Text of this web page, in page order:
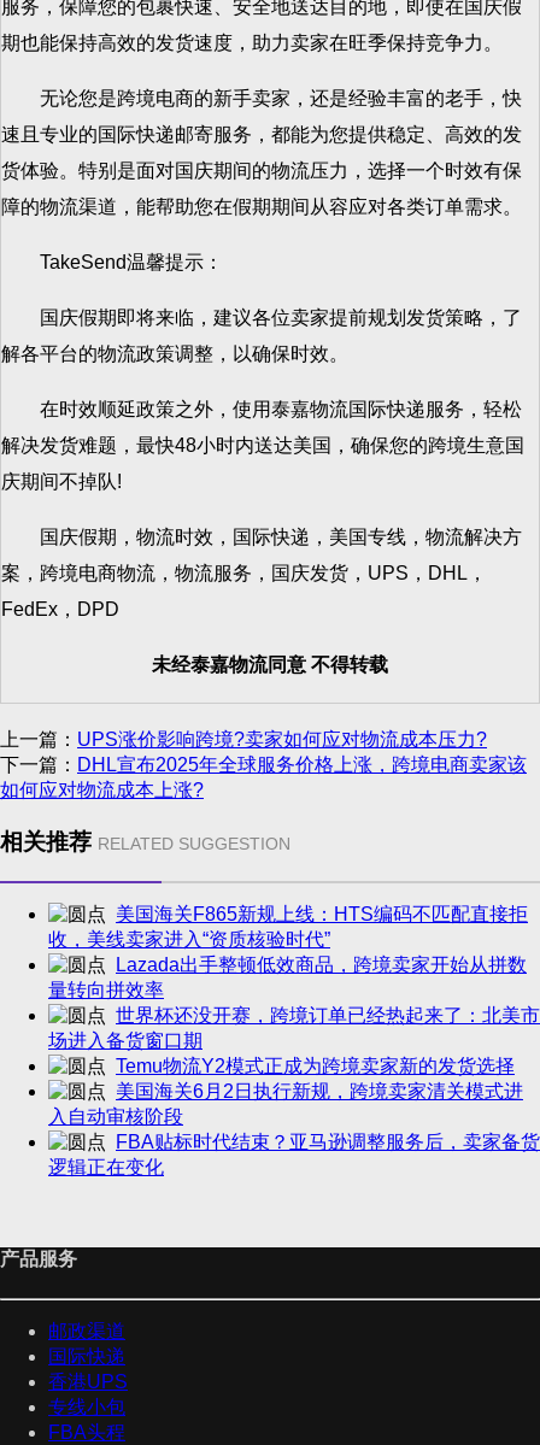
服务，保障您的包裹快速、安全地送达目的地，即使在国庆假
期也能保持高效的发货速度，助力卖家在旺季保持竞争力。
无论您是跨境电商的新手卖家，还是经验丰富的老手，快
速且专业的国际快递邮寄服务，都能为您提供稳定、高效的发
货体验。特别是面对国庆期间的物流压力，选择一个时效有保
障的物流渠道，能帮助您在假期期间从容应对各类订单需求。
TakeSend温馨提示：
国庆假期即将来临，建议各位卖家提前规划发货策略，了
解各平台的物流政策调整，以确保时效。
在时效顺延政策之外，使用泰嘉物流国际快递服务，轻松
解决发货难题，最快48小时内送达美国，确保您的跨境生意国
庆期间不掉队!
国庆假期，物流时效，国际快递，美国专线，物流解决方
案，跨境电商物流，物流服务，国庆发货，UPS，DHL，
FedEx，DPD
未经泰嘉物流同意 不得转载
上一篇： UPS涨价影响跨境?卖家如何应对物流成本压力?
下一篇： DHL宣布2025年全球服务价格上涨，跨境电商卖家该
如何应对物流成本上涨?
相关推荐 RELATED SUGGESTION
美国海关F865新规上线：HTS编码不匹配直接拒
收，美线卖家进入“资质核验时代”
Lazada出手整顿低效商品，跨境卖家开始从拼数
量转向拼效率
世界杯还没开赛，跨境订单已经热起来了：北美市
场进入备货窗口期
Temu物流Y2模式正成为跨境卖家新的发货选择
美国海关6月2日执行新规，跨境卖家清关模式进
入自动审核阶段
FBA贴标时代结束？亚马逊调整服务后，卖家备货
逻辑正在变化
产品服务
邮政渠道
国际快递
香港UPS
专线小包
FBA头程